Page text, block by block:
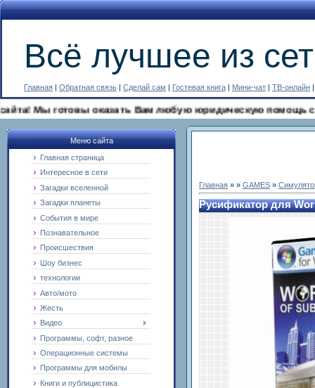
Всё лучшее из
Главная | Обратная связь | Сделай сам | Гостевая книга | Мини-чат | ТВ-онлайн
Мы готовы оказать Вам любую юридическую помощь
Меню сайта
Главная страница
Интересное в сети
Загадки вселенной
Загадки планеты
События в мире
Познавательное
Происшествия
Шоу бизнес
технологии
Авто/мото
Жесть
Видео
Программы, софт, разное
Операционные системы
Программы для мобилы
Книги и публицистика
Главная » » GAMES »
Русификатор для